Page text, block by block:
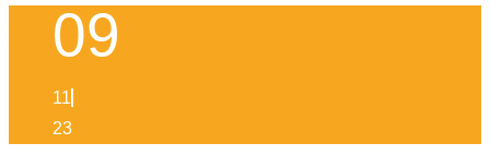
09
11
23